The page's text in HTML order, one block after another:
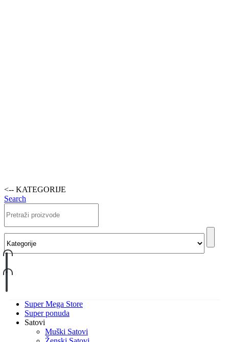
<-- KATEGORIJE
Search
Super Mega Store
Super ponuda
Satovi
Muški Satovi